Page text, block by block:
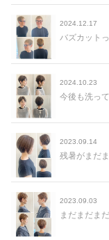
2024.12.17
バズカット
2024.10.23
2023.09.14
残暑がまだ
2023.09.03